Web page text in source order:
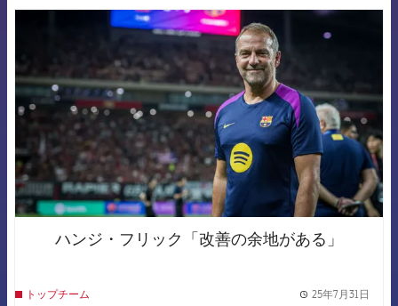
FCB Barcelona badge
ハンジ・フリック「改善の余地がある」
トップチーム 25年7月31日